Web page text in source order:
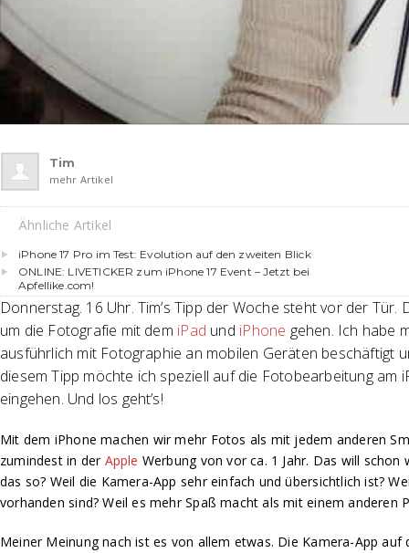
Tim
mehr Artikel
Ähnliche Artikel
iPhone 17 Pro im Test: Evolution auf den zweiten Blick
ONLINE: LIVETICKER zum iPhone 17 Event – Jetzt bei
Apfellike.com!
Donnerstag. 16 Uhr. Tim’s Tipp der Woche steht vor der Tür.
um die Fotografie mit dem iPad und iPhone gehen. Ich habe
ausführlich mit Fotographie an mobilen Geräten beschäftigt
diesem Tipp möchte ich speziell auf die Fotobearbeitung am
eingehen. Und los geht’s!
Mit dem iPhone machen wir mehr Fotos als mit jedem anderen
zumindest in der Apple Werbung von vor ca. 1 Jahr. Das will
das so? Weil die Kamera-App sehr einfach und übersichtlich ist?
vorhanden sind? Weil es mehr Spaß macht als mit einem anderen
Meiner Meinung nach ist es von allem etwas. Die Kamera-App auf